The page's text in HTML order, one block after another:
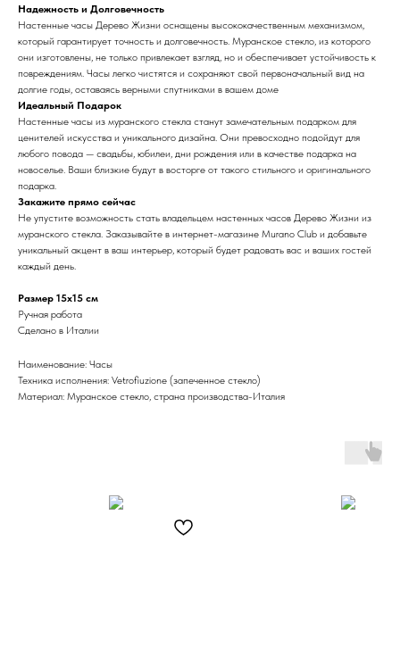
Надежность и Долговечность
Настенные часы Дерево Жизни оснащены высококачественным механизмом,
который гарантирует точность и долговечность. Мурaнское стекло, из которого
они изготовлены, не только привлекает взгляд, но и обеспечивает устойчивость к
повреждениям. Часы легко чистятся и сохраняют свой первоначальный вид на
долгие годы, оставаясь верными спутниками в вашем доме
Идеальный Подарок
Настенные часы из муранского стекла станут замечательным подарком для
ценителей искусства и уникального дизайна. Они превосходно подойдут для
любого повода — свадьбы, юбилеи, дни рождения или в качестве подарка на
новоселье. Ваши близкие будут в восторге от такого стильного и оригинального
подарка.
Закажите прямо сейчас
Не упустите возможность стать владельцем настенных часов Дерево Жизни из
муранского стекла. Заказывайте в интернет-магазине Murano Club и добавьте
уникальный акцент в ваш интерьер, который будет радовать вас и ваших гостей
каждый день.
Размер 15х15 см
Ручная работа
Сделано в Италии
Наименование: Часы
Техника исполнения: Vetrofiuzione (запеченное стекло)
Материал: Муранское стекло, страна производства-Италия